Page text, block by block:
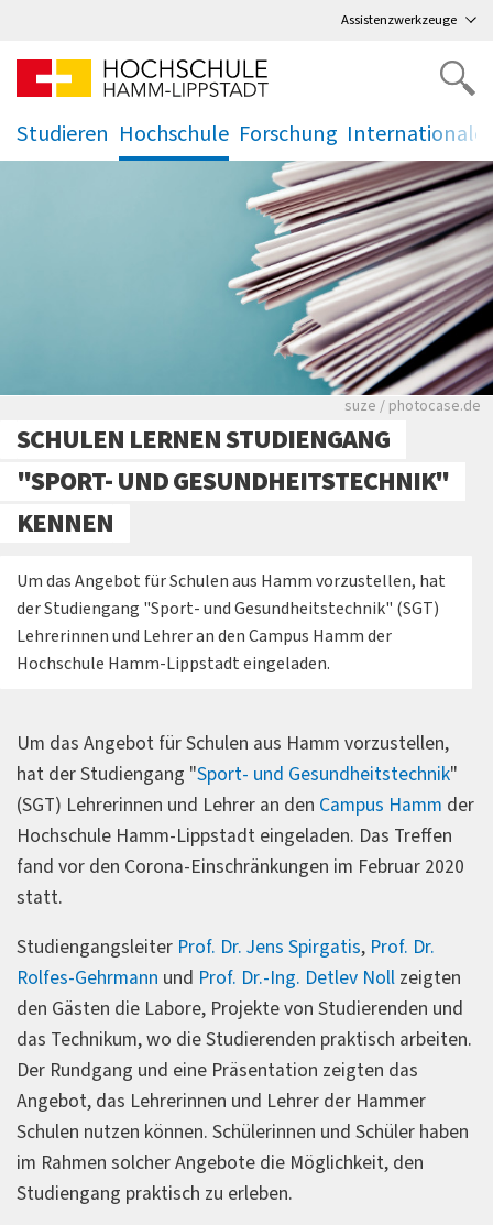
Assistenzwerkzeuge
Studieren
.
Hochschule
.
Forschung
. .
Viele Zeitungen.
suze / photocase.de
SCHULEN LERNEN STUDIENGANG
"SPORT- UND GESUNDHEITSTECHNIK"
KENNEN
Um das Angebot für Schulen aus Hamm vorzustellen, hat
der Studiengang "Sport- und Gesundheitstechnik" (SGT)
Lehrerinnen und Lehrer an den Campus Hamm der
Hochschule Hamm-Lippstadt eingeladen.
Um das Angebot für Schulen aus Hamm vorzustellen,
hat der Studiengang "Sport- und Gesundheitstechnik"
(SGT) Lehrerinnen und Lehrer an den Campus Hamm der
Hochschule Hamm-Lippstadt eingeladen. Das Treffen
fand vor den Corona-Einschränkungen im Februar 2020
statt.
Studiengangsleiter Prof. Dr. Jens Spirgatis, Prof. Dr.
Rolfes-Gehrmann und Prof. Dr.-Ing. Detlev Noll zeigten
den Gästen die Labore, Projekte von Studierenden und
das Technikum, wo die Studierenden praktisch arbeiten.
Der Rundgang und eine Präsentation zeigten das
Angebot, das Lehrerinnen und Lehrer der Hammer
Schulen nutzen können. Schülerinnen und Schüler haben
im Rahmen solcher Angebote die Möglichkeit, den
Studiengang praktisch zu erleben.